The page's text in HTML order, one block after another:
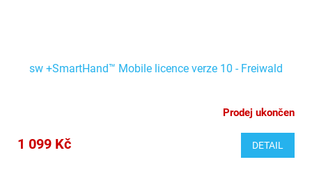
sw +SmartHand™ Mobile licence verze 10 - Freiwald
Prodej ukončen
1 099 Kč DETAIL